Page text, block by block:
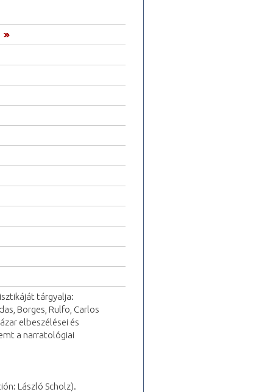
tárgyalja:
Borges, Rulfo, Carlos
elbeszélései és
a narratológiai
László Scholz).